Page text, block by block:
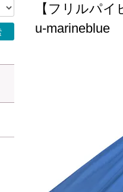
【フリルパ
u-marineblue